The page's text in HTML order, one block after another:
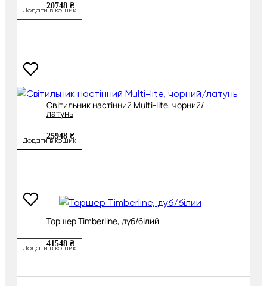
20748 ₴
Додати в кошик
Світильник настінний Multi-lite, чорний/
латунь
25948 ₴
Додати в кошик
Торшер Timberline, дуб/білий
41548 ₴
Додати в кошик